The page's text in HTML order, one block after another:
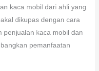
kaca mobil dari ahli yang
dikupas dengan cara
penjualan kaca mobil dan
pemanfaatan